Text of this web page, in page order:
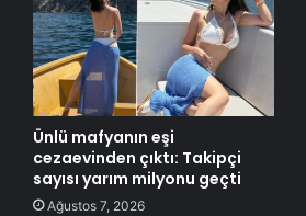
Ünlü mafyanın eşi
cezaevinden çıktı: Takipçi
sayısı yarım milyonu geçti
Ağustos 7, 2026